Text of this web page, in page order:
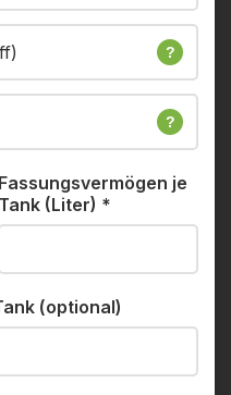
?
?
Fassungsvermögen je
Tank (Liter) *
(optional)